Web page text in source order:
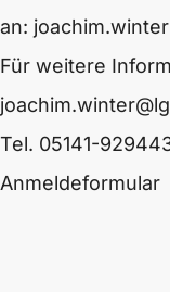
an:
Für weitere
Tel. 05141-
Anmeldeformular